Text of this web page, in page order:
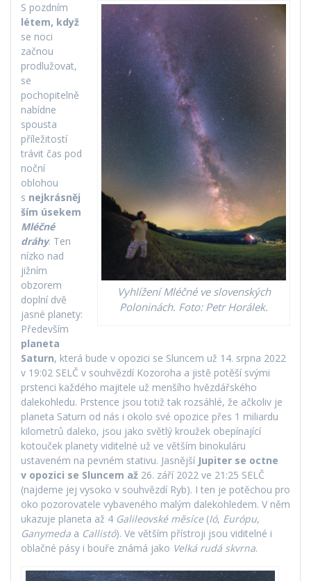
Vyhlížení Mléčné ve slovenských
Poloninách. Foto: Petr Horálek.
S pozdním
létem, když
se noci
začnou
prodlužovat,
se
pochopitelně
nabídne
spousta
příležitostí
trávit čas pod
noční
oblohou
s nejkrásněj
ším úsekem
Mléčné
dráhy. Ten
nízko nad
jižním
obzorem
doplní dvě
jasné planety:
Především
planeta
Saturn, která bude v opozici se Sluncem už 14. srpna 2022
v 19:02 SELČ v souhvězdí Kozoroha a jistě potěší svými
prstenci každého majitele už menšího hvězdářského
dalekohledu. Prstence jsou totiž tak rozsáhlé, že ačkoliv je
planeta Saturn od nás i okolo své opozice přes 1 miliardu
kilometrů daleko, jsou jako světlý kroužek obepínající
kotouček planety viditelné už ve větším binokuláru
ustaveném na pevném stativu. Jasnější Jupiter se octne
v opozici se Sluncem až 26. září 2022 ve 21:25 SELČ
(najdeme jej vysoko v souhvězdí Ryb). I ten je potěchou pro
oko pozorovatele vybaveného malým dalekohledem. V něm
ukazuje planeta až 4 Galileovské měsíce(Ió, Európu,
Ganymeda a Callistó). Ve větším přístroji jsou viditelné i
oblačné pásy i bouře známá jako Velká rudá skvrna.